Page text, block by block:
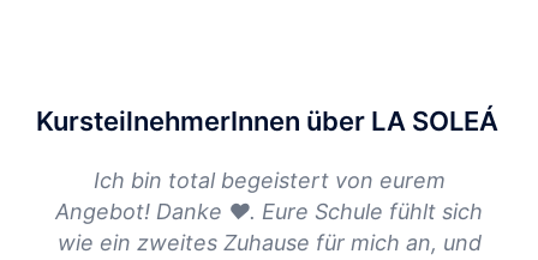
KursteilnehmerInnen über LA SOLEÁ
Ich bin total begeistert von eurem
Angebot! Danke ❤. Eure Schule fühlt sich
wie ein zweites Zuhause für mich an, und